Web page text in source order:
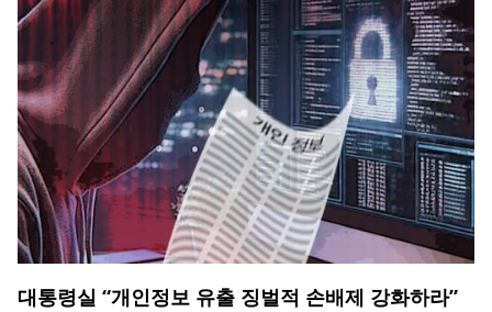
대통령실 “개인정보 유출 징벌적 손배제 강화하라”